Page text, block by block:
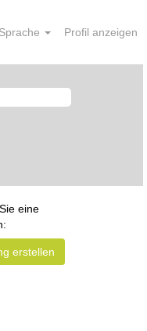
Sprache Profil anzeigen
eine
erstellen